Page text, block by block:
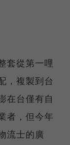
套從第一哩
，複製到台
在台僅有自
者，但今年
流士的廣